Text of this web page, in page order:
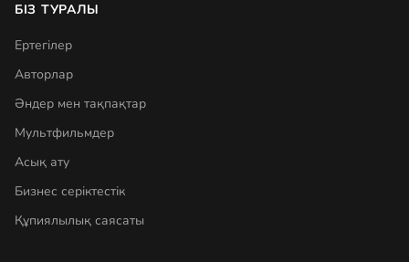
БІЗ ТУРАЛЫ
Ертегілер
Авторлар
Әндер мен тақпақтар
Мультфильмдер
Асық ату
Бизнес серіктестік
Құпиялылық саясаты